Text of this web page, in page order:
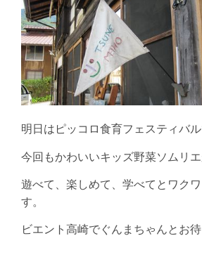
明日はピッコロ食育フェスティバル
今回もかわいいキッズ野菜ソムリエ
遊べて、楽しめて、学べてとワク
す。
ビエント高崎でぐんまちゃんとお待